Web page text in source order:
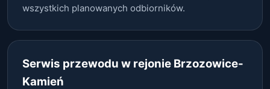
wszystkich planowanych odbiorników.
Serwis przewodu w rejonie Brzozowice-
Kamień